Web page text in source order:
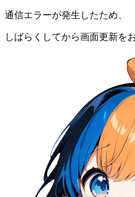
通信エラーが発生したため、
しばらくしてから画面更新を